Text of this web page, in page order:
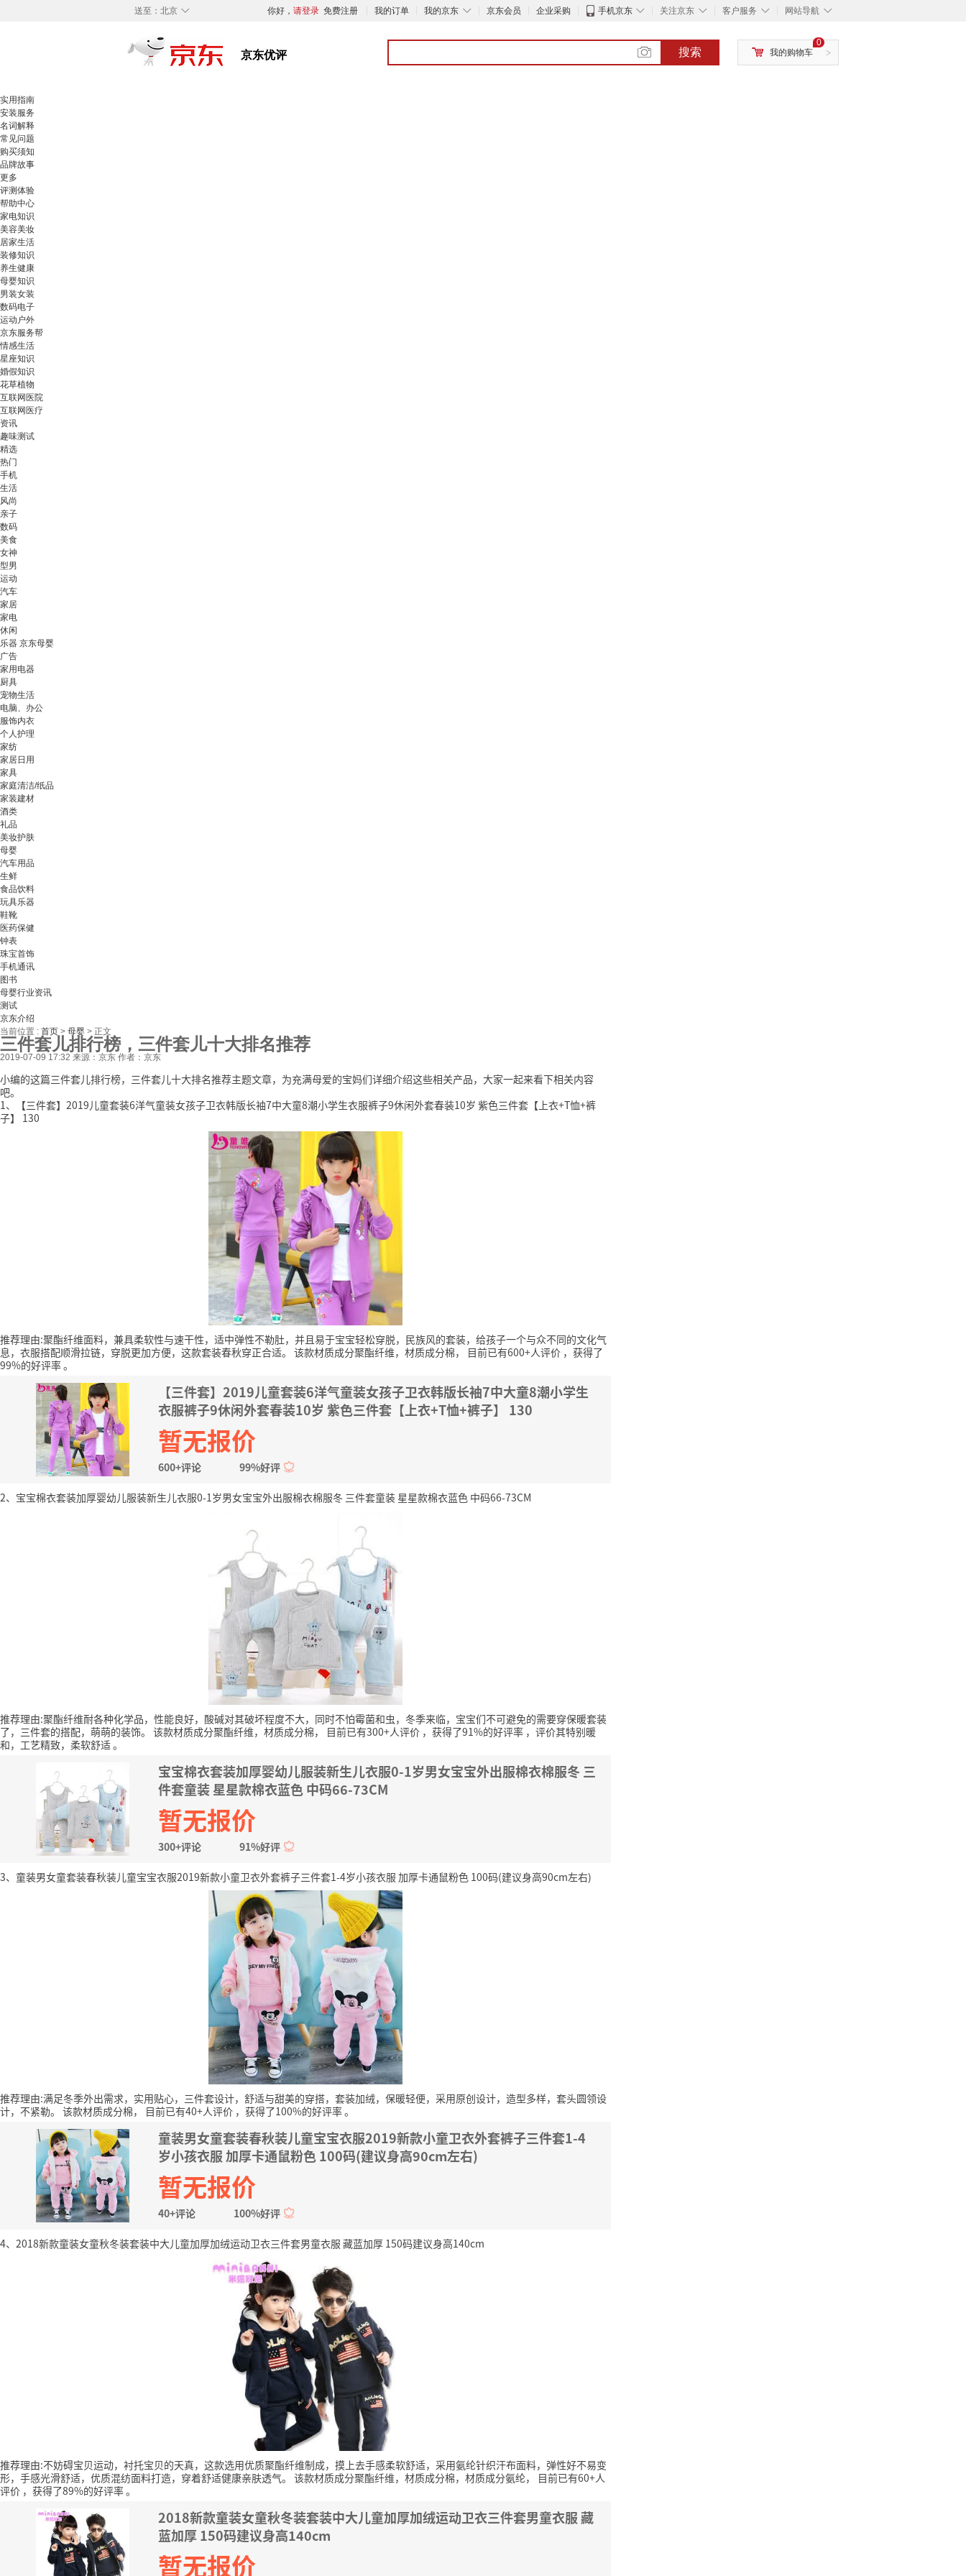
◇
送至： 北京 你好， 请登录 免费注册 我的订单 ◇
我的京东 京东会员 企业采购 ◇
手机京东 ◇
关注京东 ◇
客户服务 ◇
网站导航
搜索 >
0
我的购物车
实用指南
安装服务
名词解释
常见问题
购买须知
品牌故事
更多
评测体验
帮助中心
家电知识
美容美妆
居家生活
装修知识
养生健康
母婴知识
男装女装
数码电子
运动户外
京东服务帮
情感生活
星座知识
婚假知识
花草植物
互联网医院
互联网医疗
资讯
趣味测试
精选
热门
手机
生活
风尚
亲子
数码
美食
女神
型男
运动
汽车
家居
家电
休闲
乐器 京东母婴
广告
家用电器
厨具
宠物生活
电脑、办公
服饰内衣
个人护理
家纺
家居日用
家具
家庭清洁/纸品
家装建材
酒类
礼品
美妆护肤
母婴
汽车用品
生鲜
食品饮料
玩具乐器
鞋靴
医药保健
钟表
珠宝首饰
手机通讯
图书
母婴行业资讯
测试
京东介绍
当前位置 : 首页 > 母婴 > 正文
三件套儿排行榜，三件套儿十大排名推荐
2019-07-09 17:32 来源：京东 作者：京东
小编的这篇三件套儿排行榜，三件套儿十大排名推荐主题文章，为充满母爱的宝妈们详细介绍这些相关产品，大家一起来看下相关内容
吧。
1、【三件套】2019儿童套装6洋气童装女孩子卫衣韩版长袖7中大童8潮小学生衣服裤子9休闲外套春装10岁 紫色三件套【上衣+T恤+裤
子】 130
推荐理由:聚酯纤维面料，兼具柔软性与速干性，适中弹性不勒肚，并且易于宝宝轻松穿脱，民族风的套装，给孩子一个与众不同的文化气
息，衣服搭配顺滑拉链，穿脱更加方便，这款套装春秋穿正合适。 该款材质成分聚酯纤维，材质成分棉， 目前已有600+人评价 ，获得了
99%的好评率。
【三件套】2019儿童套装6洋气童装女孩子卫衣韩版长袖7中大童8潮小学生
衣服裤子9休闲外套春装10岁 紫色三件套【上衣+T恤+裤子】 130
暂无报价
600+评论 99%好评
2、宝宝棉衣套装加厚婴幼儿服装新生儿衣服0-1岁男女宝宝外出服棉衣棉服冬 三件套童装 星星款棉衣蓝色 中码66-73CM
推荐理由:聚酯纤维耐各种化学品，性能良好，酸碱对其破坏程度不大，同时不怕霉菌和虫，冬季来临，宝宝们不可避免的需要穿保暖套装
了，三件套的搭配，萌萌的装饰。 该款材质成分聚酯纤维，材质成分棉， 目前已有300+人评价 ，获得了91%的好评率 ，评价其特别暖
和，工艺精致，柔软舒适。
宝宝棉衣套装加厚婴幼儿服装新生儿衣服0-1岁男女宝宝外出服棉衣棉服冬 三
件套童装 星星款棉衣蓝色 中码66-73CM
暂无报价
300+评论 91%好评
3、童装男女童套装春秋装儿童宝宝衣服2019新款小童卫衣外套裤子三件套1-4岁小孩衣服 加厚卡通鼠粉色 100码(建议身高90cm左右)
推荐理由:满足冬季外出需求，实用贴心，三件套设计，舒适与甜美的穿搭，套装加绒，保暖轻便，采用原创设计，造型多样，套头圆领设
计，不紧勒。 该款材质成分棉， 目前已有40+人评价 ，获得了100%的好评率。
童装男女童套装春秋装儿童宝宝衣服2019新款小童卫衣外套裤子三件套1-4
岁小孩衣服 加厚卡通鼠粉色 100码(建议身高90cm左右)
暂无报价
40+评论 100%好评
4、2018新款童装女童秋冬装套装中大儿童加厚加绒运动卫衣三件套男童衣服 藏蓝加厚 150码建议身高140cm
推荐理由:不妨碍宝贝运动，衬托宝贝的天真，这款选用优质聚酯纤维制成，摸上去手感柔软舒适，采用氨纶针织汗布面料，弹性好不易变
形，手感光滑舒适，优质混纺面料打造，穿着舒适健康亲肤透气。 该款材质成分聚酯纤维，材质成分棉，材质成分氨纶，
目前已有60+人
评价 ，获得了89%的好评率。
2018新款童装女童秋冬装套装中大儿童加厚加绒运动卫衣三件套男童衣服 藏
蓝加厚 150码建议身高140cm
暂无报价